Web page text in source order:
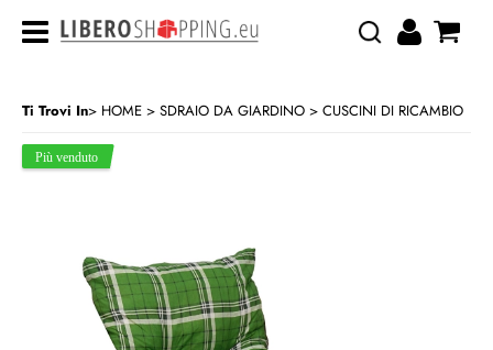
CATEGORIA:
Ti Trovi In HOME SDRAIO DA GIARDINO CUSCINI DI RICAMBIO